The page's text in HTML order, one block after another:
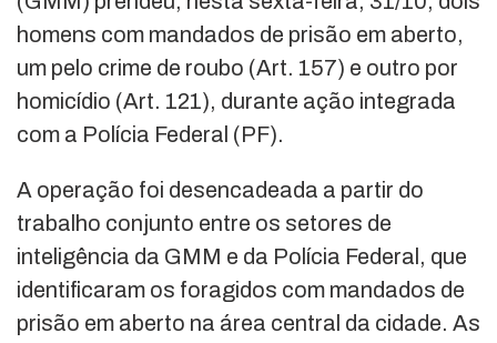
homens com mandados de prisão em aberto,
um pelo crime de roubo (Art. 157) e outro por
homicídio (Art. 121), durante ação integrada
com a Polícia Federal (PF).
A operação foi desencadeada a partir do
trabalho conjunto entre os setores de
inteligência da GMM e da Polícia Federal, que
identificaram os foragidos com mandados de
prisão em aberto na área central da cidade. As